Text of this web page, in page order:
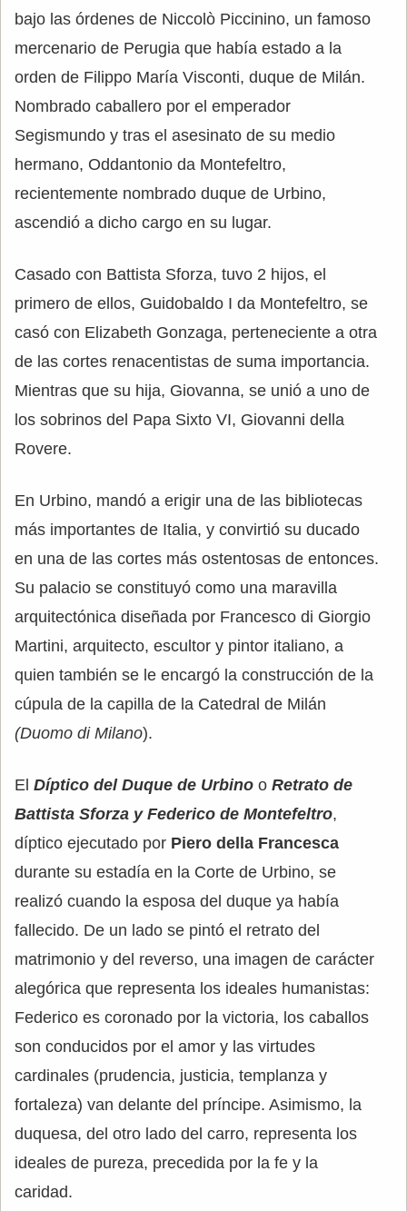
bajo las órdenes de Niccolò Piccinino, un famoso
mercenario de Perugia que había estado a la
orden de Filippo María Visconti, duque de Milán.
Nombrado caballero por el emperador
Segismundo y tras el asesinato de su medio
hermano, Oddantonio da Montefeltro,
recientemente nombrado duque de Urbino,
ascendió a dicho cargo en su lugar.
Casado con Battista Sforza, tuvo 2 hijos, el
primero de ellos, Guidobaldo I da Montefeltro, se
casó con Elizabeth Gonzaga, perteneciente a otra
de las cortes renacentistas de suma importancia.
Mientras que su hija, Giovanna, se unió a uno de
los sobrinos del Papa Sixto VI, Giovanni della
Rovere.
En Urbino, mandó a erigir una de las bibliotecas
más importantes de Italia, y convirtió su ducado
en una de las cortes más ostentosas de entonces.
Su palacio se constituyó como una maravilla
arquitectónica diseñada por Francesco di Giorgio
Martini, arquitecto, escultor y pintor italiano, a
quien también se le encargó la construcción de la
cúpula de la capilla de la Catedral de Milán
(Duomo di Milano).
El Díptico del Duque de Urbino o Retrato de
Battista Sforza y Federico de Montefeltro,
díptico ejecutado por Piero della Francesca
durante su estadía en la Corte de Urbino, se
realizó cuando la esposa del duque ya había
fallecido. De un lado se pintó el retrato del
matrimonio y del reverso, una imagen de carácter
alegórica que representa los ideales humanistas:
Federico es coronado por la victoria, los caballos
son conducidos por el amor y las virtudes
cardinales (prudencia, justicia, templanza y
fortaleza) van delante del príncipe. Asimismo, la
duquesa, del otro lado del carro, representa los
ideales de pureza, precedida por la fe y la
caridad.